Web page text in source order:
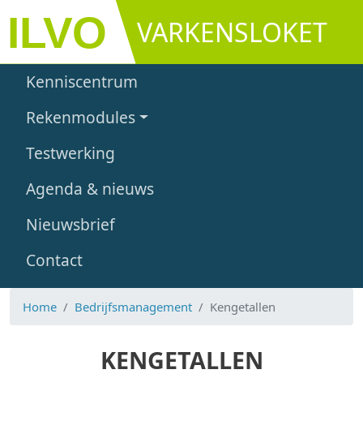
Overslaan en naar de inhoud gaan
VARKENSLOKET
Main navigation
Kenniscentrum
Rekenmodules
Testwerking
Agenda & nieuws
Nieuwsbrief
Contact
Home Bedrijfsmanagement Kengetallen
KENGETALLEN